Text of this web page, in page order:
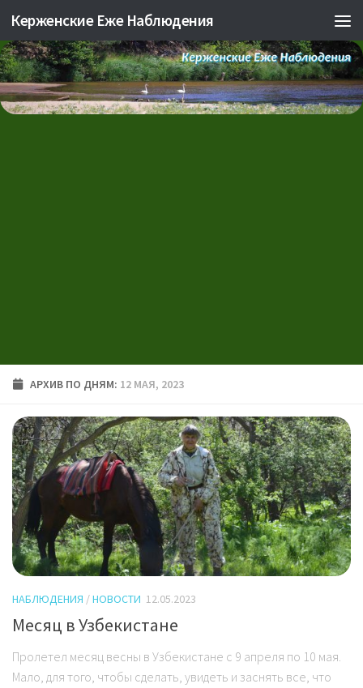
Skip to content
Керженские Еже Наблюдения
АРХИВ ПО ДНЯМ: 12 МАЯ, 2023
НАБЛЮДЕНИЯ /НОВОСТИ 12.05.2023
Месяц в Узбекистане
Пролетел месяц весны в Узбекистане с 9 апреля по 10 мая.
Мало, для того, чтобы сделать, увидеть и заснять все, что